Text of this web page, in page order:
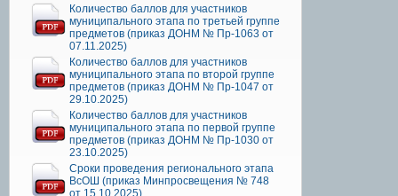
Количество баллов для участников
муниципального этапа по третьей группе
предметов (приказ ДОНМ № Пр-1063 от
07.11.2025)
Количество баллов для участников
муниципального этапа по второй группе
предметов (приказ ДОНМ № Пр-1047 от
29.10.2025)
Количество баллов для участников
муниципального этапа по первой группе
предметов (приказ ДОНМ № Пр-1030 от
23.10.2025)
Сроки проведения регионального этапа
ВсОШ (приказ Минпросвещения № 748
от 15.10.2025)